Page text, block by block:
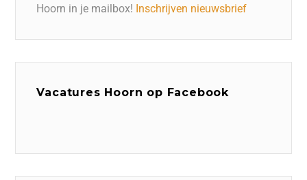
Hoorn in je mailbox! Inschrijven nieuwsbrief
Vacatures Hoorn op Facebook